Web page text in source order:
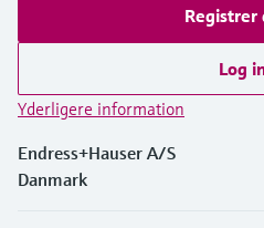
Registrer
Log
Yderligere information
Endress+Hauser A/S
Danmark